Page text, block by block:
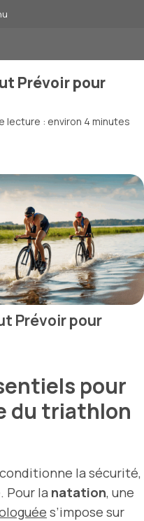
Prévoir pour
lecture : environ 4 minutes
Prévoir pour
pour
du triathlon
conditionne la sécurité,
Pour la natation, une
s’impose sur